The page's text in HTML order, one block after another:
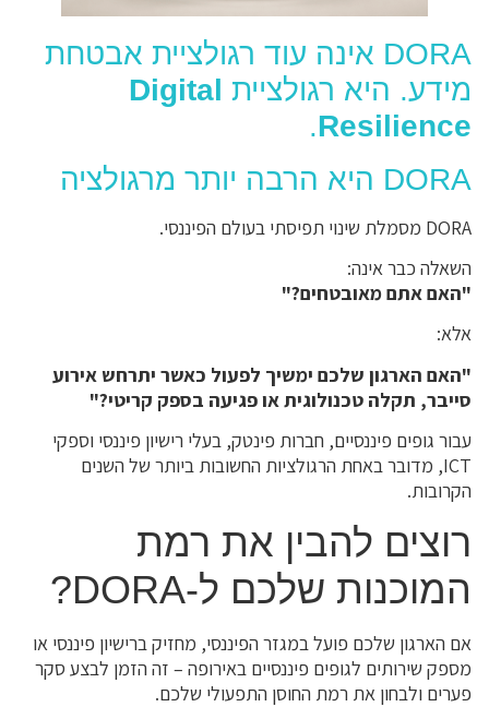
DORA אינה עוד רגולציית אבטחת
מידע. היא רגולציית Digital
Resilience
.
DORA היא הרבה יותר מרגולציה
DORA מסמלת שינוי תפיסתי בעולם הפיננסי.
השאלה כבר אינה:
"האם אתם מאובטחים?"
אלא:
"האם הארגון שלכם ימשיך לפעול כאשר יתרחש אירוע
סייבר, תקלה טכנולוגית או פגיעה בספק קריטי?"
עבור גופים פיננסיים, חברות פינטק, בעלי רישיון פיננסי וספקי
ICT, מדובר באחת הרגולציות החשובות ביותר של השנים
הקרובות.
רוצים להבין את רמת
המוכנות שלכם ל-DORA?
אם הארגון שלכם פועל במגזר הפיננסי, מחזיק ברישיון פיננסי או
מספק שירותים לגופים פיננסיים באירופה – זה הזמן לבצע סקר
פערים ולבחון את רמת החוסן התפעולי שלכם.